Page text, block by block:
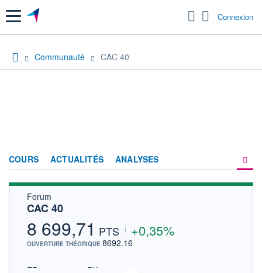
Menu Connexion
Communauté CAC 40
COURS ACTUALITÉS ANALYSES
HISTORIQUE
Forum
CAC 40
8 699,71 PTS +0,35%
OUVERTURE THÉORIQUE 8692.16
FR0003500008 PX1